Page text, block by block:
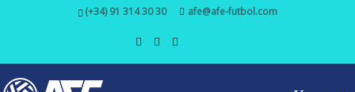
(+34) 91 314 30 30 afe@afe-futbol.com